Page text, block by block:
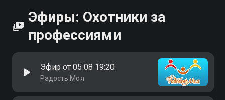
Эфиры: Охотники за
профессиями
Эфир от 05.08 19:20
Радость Моя